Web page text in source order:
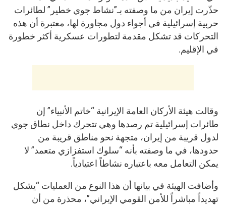
حذّرت إيران من ما وصفته بـ”نشاط جوي خطير” لطائرات
حربية إسرائيلية في أجواء دول مجاورة لها، معتبرة أن هذه
التحركات قد تشكل مقدمة لتطورات عسكرية أكثر خطورة
في الإقليم.
وقالت هيئة الأركان العامة الإيرانية “خاتم الأنبياء” إن
طائرات إسرائيلية تم رصدها وهي تتحرك داخل نطاق جوي
لدول قريبة من إيران، متجهة نحو مناطق قريبة من
حدودها، في ما وصفته بأنه “سلوك استفزازي متعمد” لا
يمكن التعامل معه باعتباره نشاطاً اعتيادياً.
وأضافت الهيئة في بيانها أن هذا النوع من العمليات “يشكل
تهديداً مباشراً للأمن القومي الإيراني”، محذرة من أن